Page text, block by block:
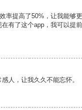
率提高了50%，让我能够
有了这个app，我可以提
人，让我久久不能忘怀。